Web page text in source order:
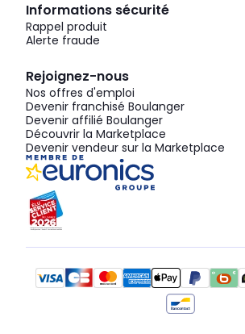
Informations sécurité
Rappel produit
Alerte fraude
Rejoignez-nous
Nos offres d'emploi
Devenir franchisé Boulanger
Devenir affilié Boulanger
Découvrir la Marketplace
Devenir vendeur sur la Marketplace